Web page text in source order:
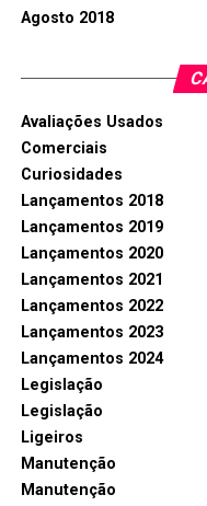
Agosto 2018
Avaliações Usados
Comerciais
Curiosidades
Lançamentos 2018
Lançamentos 2019
Lançamentos 2020
Lançamentos 2021
Lançamentos 2022
Lançamentos 2023
Lançamentos 2024
Legislação
Legislação
Ligeiros
Manutenção
Manutenção